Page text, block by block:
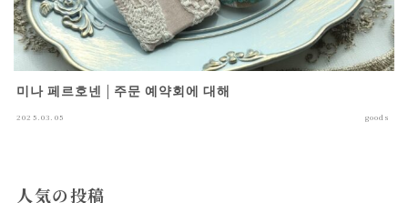
미나 페르호넨 | 주문 예약회에 대해
2025.03.05 goods
人気の投稿